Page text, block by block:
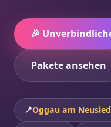
🎉
Pakete ansehen
📍Oggau am